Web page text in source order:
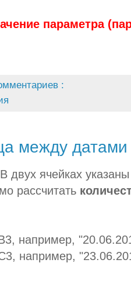
параметра
:
между датами
двух ячейках
рассчитать
например,
например,